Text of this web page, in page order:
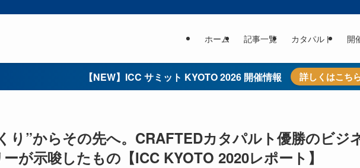
ホーム 記事一覧 カタパルト 開
【NEW】ICC サミット KYOTO 2026 開催情報 詳しくはこち
り”からその先へ。CRAFTEDカタパルト優勝のビジ
が示唆したもの【ICC KYOTO 2020レポート】